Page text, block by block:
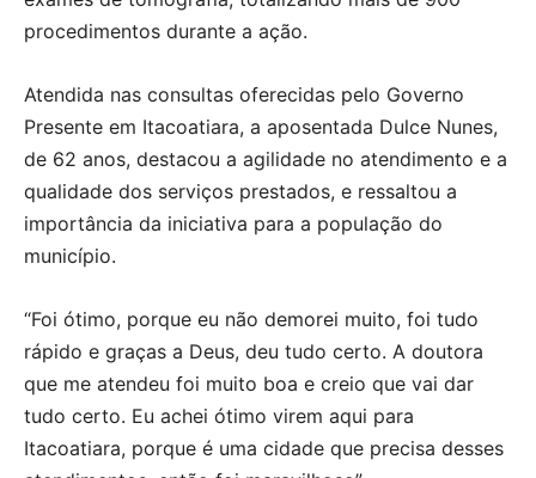
procedimentos durante a ação.
Atendida nas consultas oferecidas pelo Governo
Presente em Itacoatiara, a aposentada Dulce Nunes,
de 62 anos, destacou a agilidade no atendimento e a
qualidade dos serviços prestados, e ressaltou a
importância da iniciativa para a população do
município.
“Foi ótimo, porque eu não demorei muito, foi tudo
rápido e graças a Deus, deu tudo certo. A doutora
que me atendeu foi muito boa e creio que vai dar
tudo certo. Eu achei ótimo virem aqui para
Itacoatiara, porque é uma cidade que precisa desses